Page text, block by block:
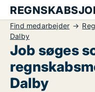
Find medarbejder
Dalby
Job søges
Dalby